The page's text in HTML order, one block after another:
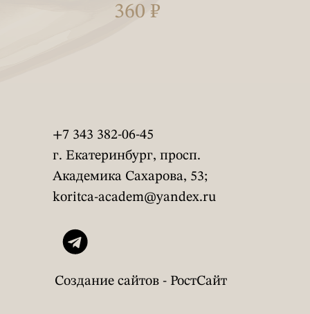
360 ₽
+7 343 382-06-45
г. Екатеринбург, просп.
Академика Сахарова, 53;
koritca-academ@yandex.ru
Создание сайтов - РостСайт